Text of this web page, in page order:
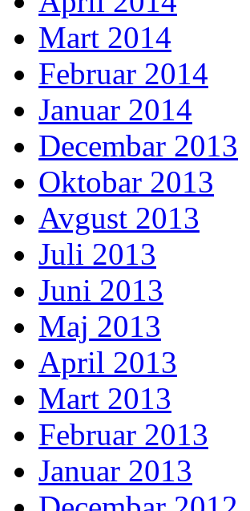
Mart 2014
Februar 2014
Januar 2014
Decembar 2013
Oktobar 2013
Avgust 2013
Juli 2013
Juni 2013
Maj 2013
April 2013
Mart 2013
Februar 2013
Januar 2013